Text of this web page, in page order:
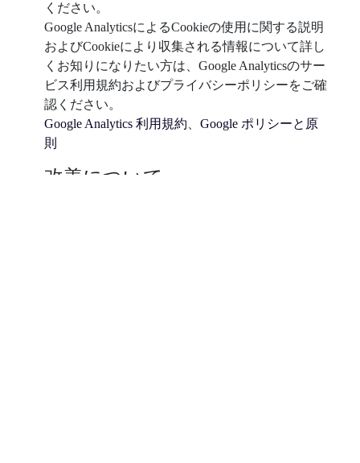
ください。
Google AnalyticsによるCookieの使用に関する説明
およびCookieにより収集される情報について詳し
くお知りになりたい方は、Google Analyticsのサー
ビス利用規約およびプライバシーポリシーをご確
認ください。
Google Analytics 利用規約
Google ポリシーと原
則
改善について